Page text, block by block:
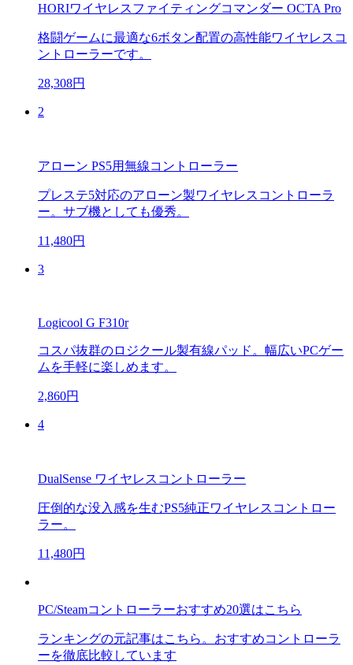
HORIワイヤレスファイティングコマンダー OCTA Pro
格闘ゲームに最適な6ボタン配置の高性能ワイヤレスコ
ントローラーです。
28,308円
2
アローン PS5用無線コントローラー
プレステ5対応のアローン製ワイヤレスコントローラ
ー。サブ機としても優秀。
11,480円
3
Logicool G F310r
コスパ抜群のロジクール製有線パッド。幅広いPCゲー
ムを手軽に楽しめます。
2,860円
4
DualSense ワイヤレスコントローラー
圧倒的な没入感を生むPS5純正ワイヤレスコントロー
ラー。
11,480円
PC/Steamコントローラーおすすめ20選はこちら
ランキングの元記事はこちら。おすすめコントローラ
ーを徹底比較しています